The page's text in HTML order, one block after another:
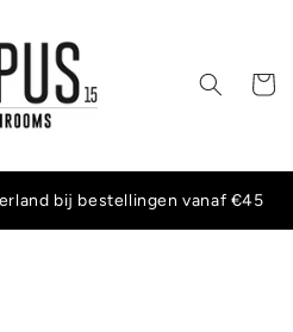
bij bestellingen vanaf €45